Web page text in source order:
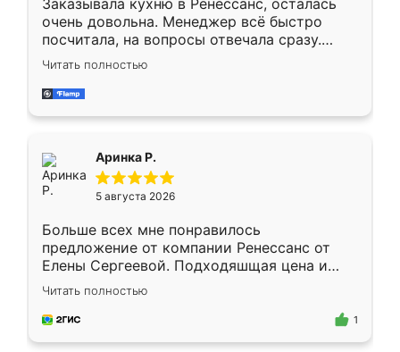
Заказывала кухню в Ренессанс, осталась
очень довольна. Менеджер всё быстро
посчитала, на вопросы отвечала сразу.
Замерщик приехал в субботу, подошёл к
делу со всей ответственностью. Собрали
за день, ребята работали аккуратно, даже
Читать полностью
Аринка Р.
5 августа 2026
Больше всех мне понравилось
предложение от компании Ренессанс от
Елены Сергеевой. Подходяшщая цена и
короткие сроки изготовления. Приехавший
для замера сотрудник Владислав
предложил по моему эскизу самый
Читать полностью
1